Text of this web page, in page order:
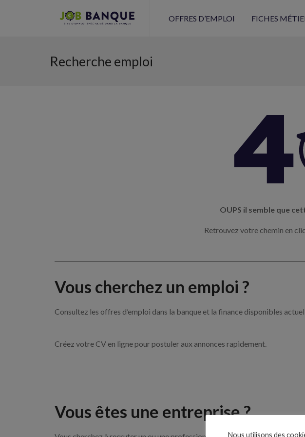
OFFRES D’EMPLOI FICHES
Recherche emploi
OUPS il semble que
Retrouvez votre chemin en
Vous cherchez un emploi ?
Consultez les offres d’emploi dans la banque et la finance disponibles
Créez votre CV en ligne pour postuler aux annonces rapidement.
Vous êtes une entreprise ?
Nous utilisons des